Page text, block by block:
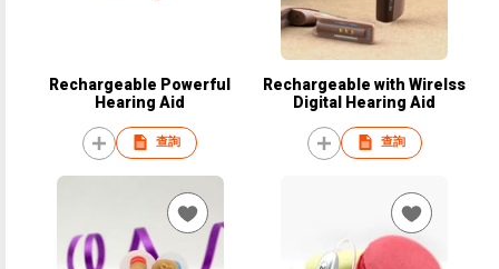
Rechargeable Powerful
Hearing Aid
查詢
Rechargeable with Wirelss
Digital Hearing Aid
查詢